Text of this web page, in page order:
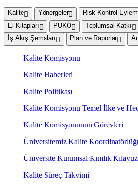
Kalite Yönergeler Risk Kontrol Eylem
El Kitapları
PUKÖ Toplumsal Katkı
İş Akış Şemaları
Plan ve Raporlar
Kalite Komisyonu
Kalite Haberleri
Kalite Politikası
Kalite Komisyonu Temel İlke ve
Kalite Komisyonunun Görevleri
Üniversitemiz Kalite
Üniversite Kurumsal Kimlik
Kalite Süreç Takvimi